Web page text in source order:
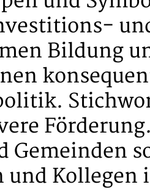
Bildung
Gemeinden
und Kollegen